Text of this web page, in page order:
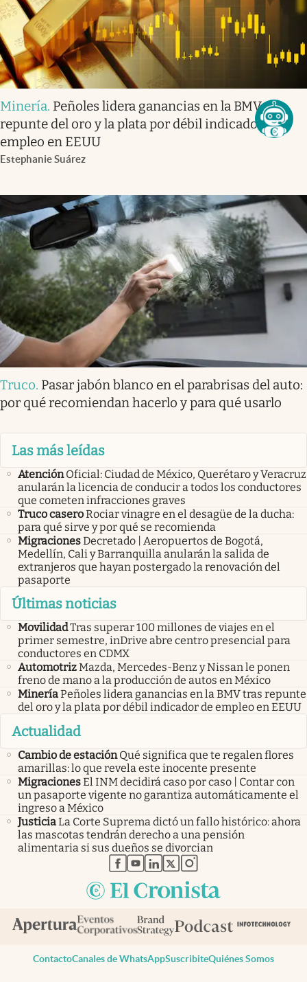
Minería. Peñoles lidera ganancias en la BMV tras
repunte del oro y la plata por débil indicador de
empleo en EEUU
Estephanie Suárez
Truco. Pasar jabón blanco en el parabrisas del auto:
por qué recomiendan hacerlo y para qué usarlo
Las más leídas
Atención Oficial: Ciudad de México, Querétaro y Veracruz
anularán la licencia de conducir a todos los conductores
que cometen infracciones graves
Truco caseroRociar vinagre en el desagüe de la ducha:
para qué sirve y por qué se recomienda
MigracionesDecretado | Aeropuertos de Bogotá,
Medellín, Cali y Barranquilla anularán la salida de
extranjeros que hayan postergado la renovación del
pasaporte
Últimas noticias
MovilidadTras superar 100 millones de viajes en el
primer semestre, inDrive abre centro presencial para
conductores en CDMX
AutomotrizMazda, Mercedes-Benz y Nissan le ponen
freno de mano a la producción de autos en México
MineríaPeñoles lidera ganancias en la BMV tras repunte
del oro y la plata por débil indicador de empleo en EEUU
Actualidad
Cambio de estación Qué significa que te regalen flores
amarillas: lo que revela este inocente presente
MigracionesEl INM decidirá caso por caso | Contar con
un pasaporte vigente no garantiza automáticamente el
ingreso a México
JusticiaLa Corte Suprema dictó un fallo histórico: ahora
las mascotas tendrán derecho a una pensión
alimentaria si sus dueños se divorcian
abre en nueva pestaña
abre en nueva pestaña
abre en nueva pestaña
abre en nueva pestaña
abre en nueva pestaña
ContactoCanales de WhatsAppSuscribiteQuiénes Somos